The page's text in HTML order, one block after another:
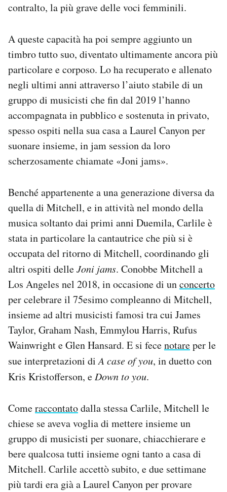
contralto, la più grave delle voci femminili.
A queste capacità ha poi sempre aggiunto un
timbro tutto suo, diventato ultimamente ancora più
particolare e corposo. Lo ha recuperato e allenato
negli ultimi anni attraverso l’aiuto stabile di un
gruppo di musicisti che fin dal 2019 l’hanno
accompagnata in pubblico e sostenuta in privato,
spesso ospiti nella sua casa a Laurel Canyon per
suonare insieme, in jam session da loro
scherzosamente chiamate «Joni jams».
Benché appartenente a una generazione diversa da
quella di Mitchell, e in attività nel mondo della
musica soltanto dai primi anni Duemila, Carlile è
stata in particolare la cantautrice che più si è
occupata del ritorno di Mitchell, coordinando gli
altri ospiti delleJoni jams. Conobbe Mitchell a
Los Angeles nel 2018, in occasione di unconcerto
per celebrare il 75esimo compleanno di Mitchell,
insieme ad altri musicisti famosi tra cui James
Taylor, Graham Nash, Emmylou Harris, Rufus
Wainwright e Glen Hansard. E si fecenotareper le
sue interpretazioni diA case of you, in duetto con
Kris Kristofferson, eDown to you.
Comeraccontatodalla stessa Carlile, Mitchell le
chiese se aveva voglia di mettere insieme un
gruppo di musicisti per suonare, chiacchierare e
bere qualcosa tutti insieme ogni tanto a casa di
Mitchell. Carlile accettò subito, e due settimane
più tardi era già a Laurel Canyon per provare